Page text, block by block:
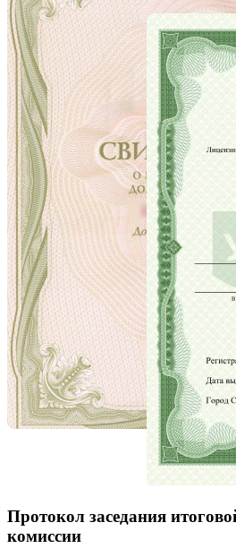
Протокол заседания
комиссии